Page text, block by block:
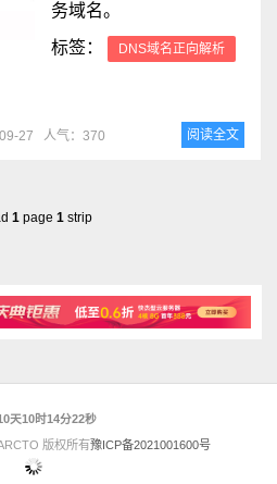
务域名。
标签：
DNS域名正向解析
27 人气：370 阅读全文
1page 1strip
天10时14分22秒
版权所有豫ICP备2021001600号